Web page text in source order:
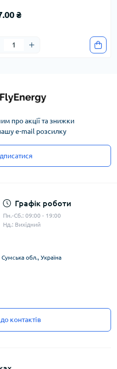
₴
про акції та знижки
e-mail розсилку
Графік роботи
Пн.-Сб.: 09:00 - 19:00
Нд.: Вихідний
обл., Україна
контактів